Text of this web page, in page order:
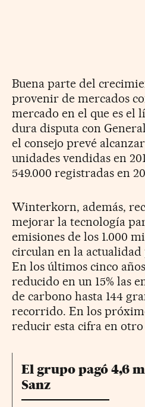
Buena parte del
provenir de mercados
mercado en el que es el
dura disputa con
el consejo prevé
unidades vendidas en
549.000 registradas en
Winterkorn, además,
mejorar la tecnología
emisiones de los 1.000
circulan en la
En los últimos cinco
reducido en un 15% las
de carbono hasta 144
recorrido. En los
reducir esta cifra en otro
El grupo pagó 4,6
Sanz